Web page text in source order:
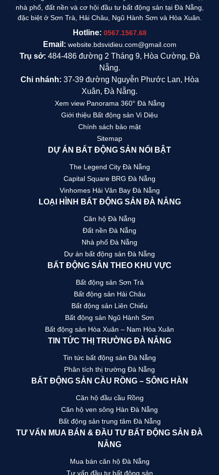
nhà phố, đất nền và cơ hội đầu tư bất động sản tại Đà Nẵng,
đặc biệt ở Sơn Trà, Hải Châu, Ngũ Hành Sơn và Hòa Xuân.
Hotline: 0567.1567.68
Email: website.bdsvidieu.com@gmail.com
Trụ sở: 484-486 đường 2 Tháng 9, Hòa Cường, Đà
Nẵng.
Chi nhánh: 37-39 đường Nguyễn Phước Lan, Hòa
Xuân, Đà Nẵng.
Xem view Panorama 360° Đà Nẵng
Giới thiệu Bất động sản Vi Diệu
Chính sách bảo mật
Sitemap
DỰ ÁN BẤT ĐỘNG SẢN NỔI BẬT
The Legend City Đà Nẵng
Capital Square BRG Đà Nẵng
Vinhomes Hải Vân Bay Đà Nẵng
LOẠI HÌNH BẤT ĐỘNG SẢN ĐÀ NẴNG
Căn hộ Đà Nẵng
Đất nền Đà Nẵng
Nhà phố Đà Nẵng
Dự án bất động sản Đà Nẵng
BẤT ĐỘNG SẢN THEO KHU VỰC
Bất động sản Sơn Trà
Bất động sản Hải Châu
Bất động sản Liên Chiểu
Bất động sản Ngũ Hành Sơn
Bất động sản Hòa Xuân – Nam Hòa Xuân
TIN TỨC THỊ TRƯỜNG ĐÀ NẴNG
Tin tức bất động sản Đà Nẵng
Phân tích thị trường Đà Nẵng
BẤT ĐỘNG SẢN CẦU RỒNG – SÔNG HÀN
Căn hộ đầu cầu Rồng
Căn hộ ven sông Hàn Đà Nẵng
Bất động sản trung tâm Đà Nẵng
TƯ VẤN MUA BÁN & ĐẦU TƯ BẤT ĐỘNG SẢN ĐÀ
NẴNG
Mua bán căn hộ Đà Nẵng
Tư vấn đầu tư bất động sản